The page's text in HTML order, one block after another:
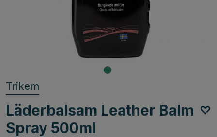
Trikem
Läderbalsam Leather Balm
Spray 500ml